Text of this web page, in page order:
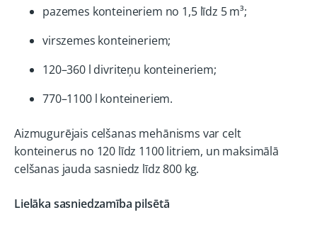
pazemes konteineriem no 1,5 līdz 5 m³;
virszemes konteineriem;
120–360 l divriteņu konteineriem;
770–1100 l konteineriem.
Aizmugurējais celšanas mehānisms var celt
konteinerus no 120 līdz 1100 litriem, un maksimālā
celšanas jauda sasniedz līdz 800 kg.
Lielāka sasniedzamība pilsētā